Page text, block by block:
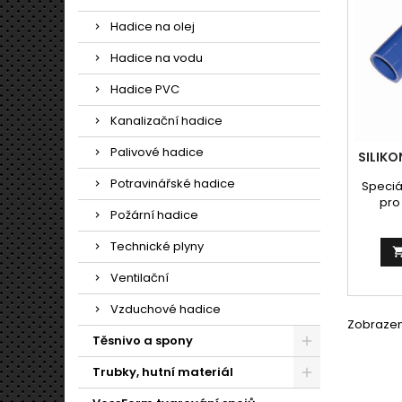
Hadice na olej
Hadice na vodu
Hadice PVC
Kanalizační hadice
Palivové hadice
Potravinářské hadice
Požární hadice
Technické plyny
Ventilační
Vzduchové hadice
Těsnivo a spony
Trubky, hutní materiál
pro